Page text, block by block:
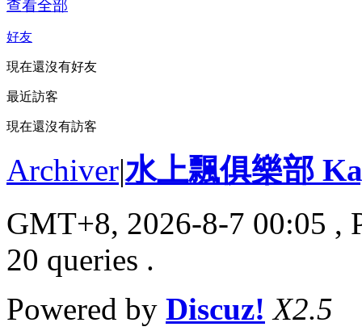
查看全部
好友
現在還沒有好友
最近訪客
現在還沒有訪客
Archiver|水上飄俱樂部
GMT+8, 2026-8-7 00:05 ,
20 queries .
Powered by Discuz! X2.5